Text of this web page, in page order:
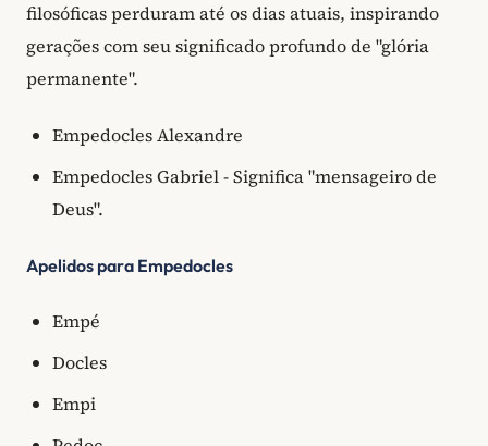
filosóficas perduram até os dias atuais, inspirando
gerações com seu significado profundo de "glória
permanente".
Empedocles Alexandre
Empedocles Gabriel - Significa "mensageiro de
Deus".
Apelidos para Empedocles
Empé
Docles
Empi